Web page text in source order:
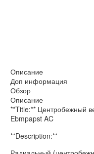
Описание
Доп информация
Обзор
Описание
**Title:** Центробежный
Ebmpapst AC
**Description:**